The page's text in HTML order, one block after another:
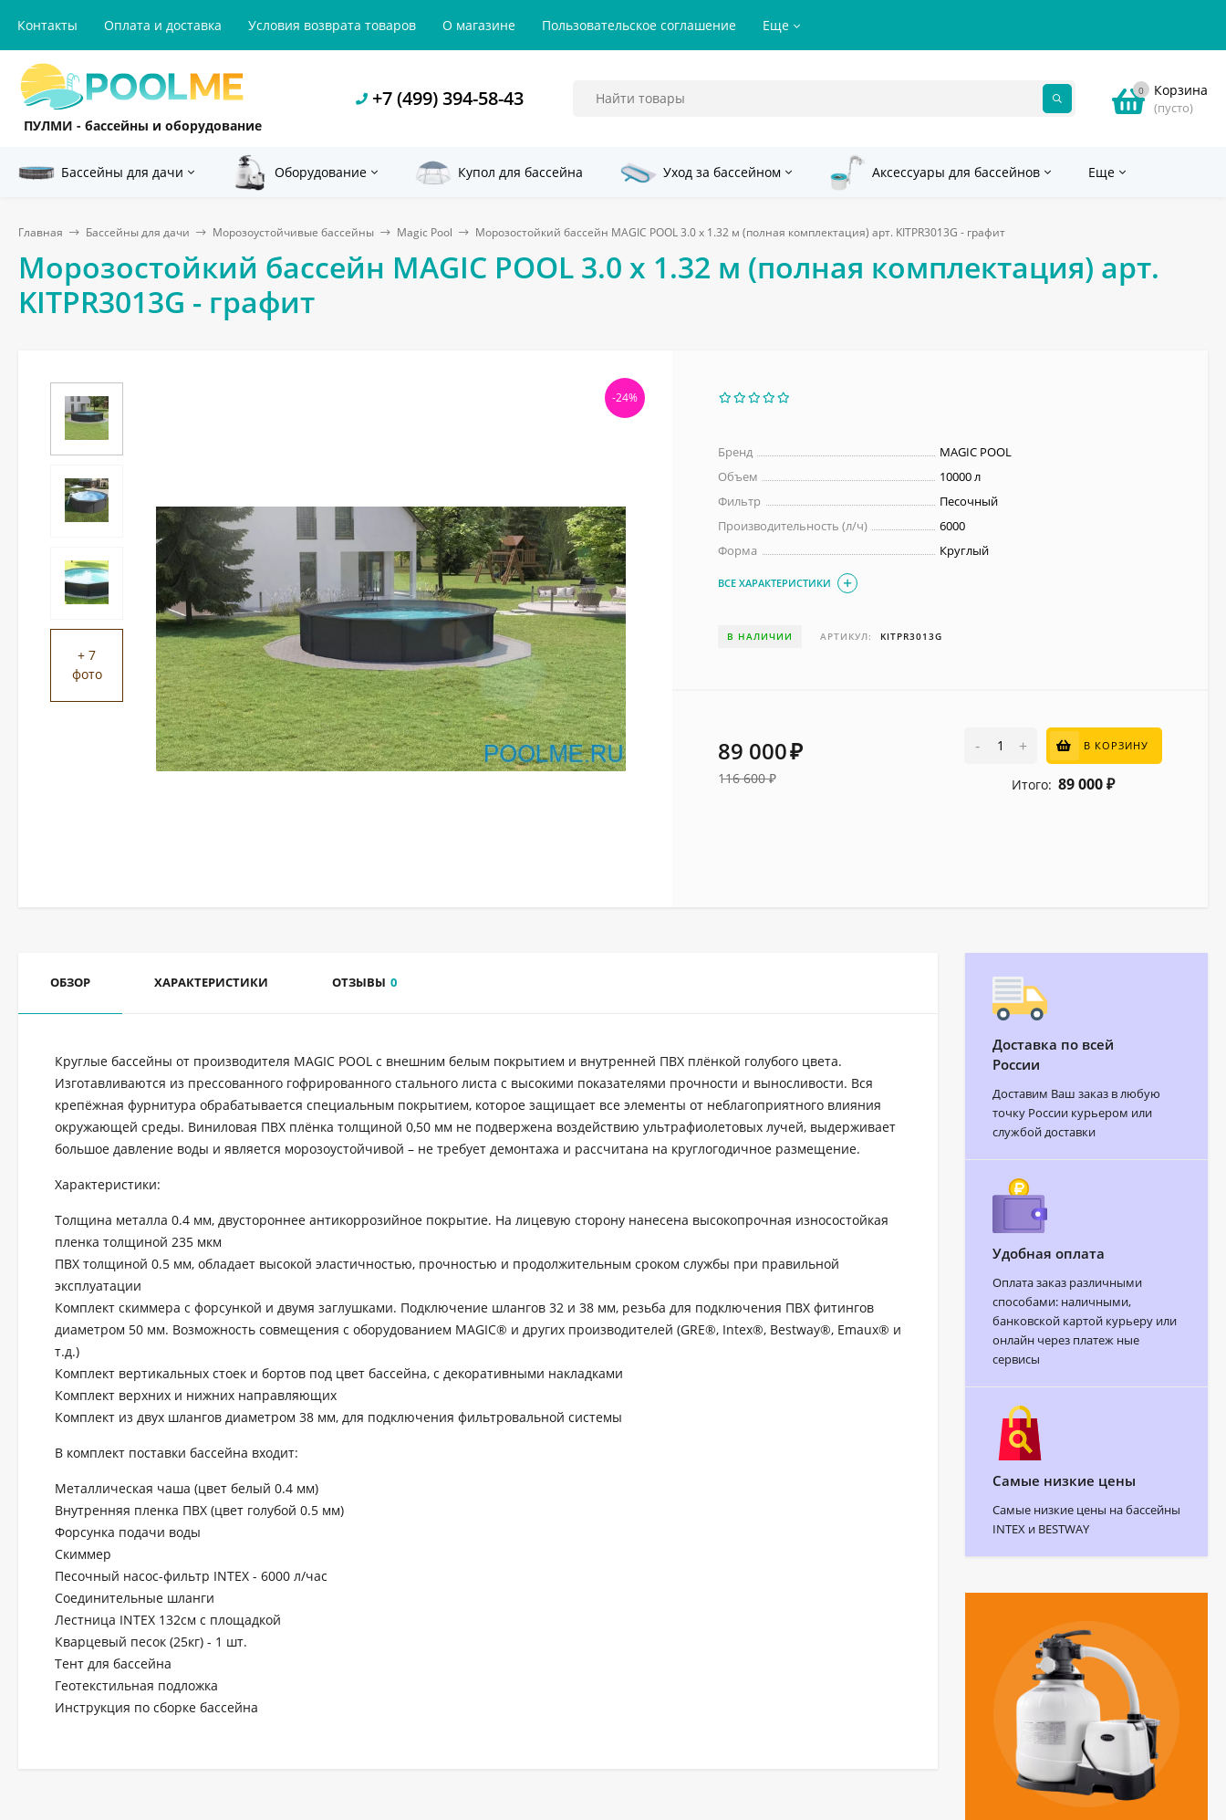
Контакты Оплата и доставка Условия возврата товаров О магазине Пользовательское соглашение Еще
ПУЛМИ - бассейны и оборудование
+7 (499) 394-58-43 0 Корзина
(пусто)
Бассейны для дачи Оборудование Купол для бассейна Уход за бассейном Аксессуары для бассейнов Еще
Главная Бассейны для дачи Морозоустойчивые бассейны Magic Pool Морозостойкий бассейн MAGIC POOL 3.0 x 1.32 м (полная комплектация) арт. KITPR3013G - графит
Морозостойкий бассейн MAGIC POOL 3.0 x 1.32 м (полная комплектация) арт.
KITPR3013G - графит
+ 7
фото
-24%
Бренд
MAGIC POOL
Объем
10000 л
Фильтр
Песочный
Производительность (л/ч)
6000
Форма
Круглый
ВСЕ ХАРАКТЕРИСТИКИ
В НАЛИЧИИ АРТИКУЛ: KITPR3013G
89 000₽
116 600 ₽
- + В КОРЗИНУ
Итого: 89 000 ₽
ОБЗОР ХАРАКТЕРИСТИКИ ОТЗЫВЫ 0
Круглые бассейны от производителя MAGIC POOL с внешним белым покрытием и внутренней ПВХ плёнкой голубого цвета.
Изготавливаются из прессованного гофрированного стального листа с высокими показателями прочности и выносливости. Вся
крепёжная фурнитура обрабатывается специальным покрытием, которое защищает все элементы от неблагоприятного влияния
окружающей среды. Виниловая ПВХ плёнка толщиной 0,50 мм не подвержена воздействию ультрафиолетовых лучей, выдерживает
большое давление воды и является морозоустойчивой – не требует демонтажа и рассчитана на круглогодичное размещение.
Характеристики:
Толщина металла 0.4 мм, двустороннее антикоррозийное покрытие. На лицевую сторону нанесена высокопрочная износостойкая
пленка толщиной 235 мкм
ПВХ толщиной 0.5 мм, обладает высокой эластичностью, прочностью и продолжительным сроком службы при правильной
эксплуатации
Комплект скиммера с форсункой и двумя заглушками. Подключение шлангов 32 и 38 мм, резьба для подключения ПВХ фитингов
диаметром 50 мм. Возможность совмещения с оборудованием MAGIC® и других производителей (GRE®, Intex®, Bestway®, Emaux® и
т.д.)
Комплект вертикальных стоек и бортов под цвет бассейна, с декоративными накладками
Комплект верхних и нижних направляющих
Комплект из двух шлангов диаметром 38 мм, для подключения фильтровальной системы
В комплект поставки бассейна входит:
Металлическая чаша (цвет белый 0.4 мм)
Внутренняя пленка ПВХ (цвет голубой 0.5 мм)
Форсунка подачи воды
Скиммер
Песочный насос-фильтр INTEX - 6000 л/час
Соединительные шланги
Лестница INTEX 132см с площадкой
Кварцевый песок (25кг) - 1 шт.
Тент для бассейна
Геотекстильная подложка
Инструкция по сборке бассейна
Доставка по всей
России
Доставим Ваш заказ в любую
точку России курьером или
службой доставки
Удобная оплата
Оплата заказ различными
способами: наличными,
банковской картой курьеру или
онлайн через платеж ные
сервисы
Самые низкие цены
Самые низкие цены на бассейны
INTEX и BESTWAY